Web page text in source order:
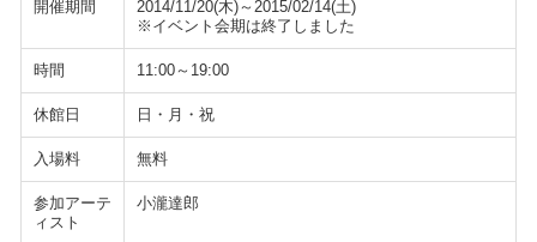
開催期間
2014/11/20(木)～2015/02/14(土)
※イベント会期は終了しました
時間 11:00～19:00
休館日 日・月・祝
入場料 無料
参加アーテ
ィスト
小瀧達郎